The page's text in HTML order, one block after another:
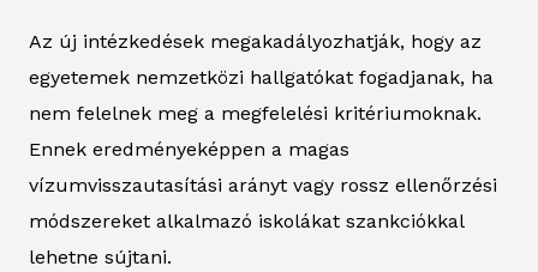
Az új intézkedések megakadályozhatják, hogy az
egyetemek nemzetközi hallgatókat fogadjanak, ha
nem felelnek meg a megfelelési kritériumoknak.
Ennek eredményeképpen a magas
vízumvisszautasítási arányt vagy rossz ellenőrzési
módszereket alkalmazó iskolákat szankciókkal
lehetne sújtani.